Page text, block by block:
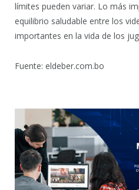
límites pueden variar. Lo más
equilibrio saludable entre los
importantes en la vida de los
Fuente: eldeber.com.bo